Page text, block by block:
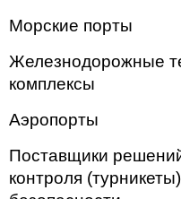
Морские порты
Железнодорожные
комплексы
Аэропорты
Поставщики
контроля